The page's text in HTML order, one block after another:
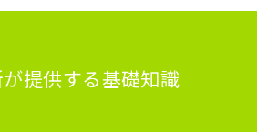
提供する基礎知識